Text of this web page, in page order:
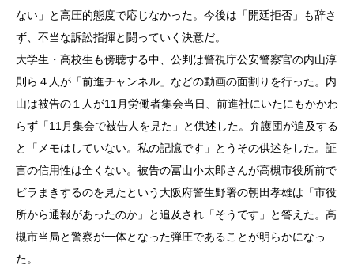
ない」と高圧的態度で応じなかった。今後は「開廷拒否」も辞さ
ず、不当な訴訟指揮と闘っていく決意だ。
大学生・高校生も傍聴する中、公判は警視庁公安警察官の内山淳
則ら４人が「前進チャンネル」などの動画の面割りを行った。内
山は被告の１人が11月労働者集会当日、前進社にいたにもかかわ
らず「11月集会で被告人を見た」と供述した。弁護団が追及する
と「メモはしていない。私の記憶です」とうその供述をした。証
言の信用性は全くない。被告の冨山小太郎さんが高槻市役所前で
ビラまきするのを見たという大阪府警生野署の朝田孝雄は「市役
所から通報があったのか」と追及され「そうです」と答えた。高
槻市当局と警察が一体となった弾圧であることが明らかになっ
た。